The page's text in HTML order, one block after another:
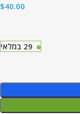
$40.00
29 במלאי